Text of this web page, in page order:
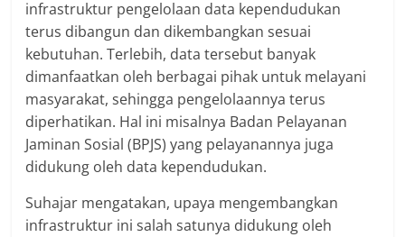
infrastruktur pengelolaan data kependudukan
terus dibangun dan dikembangkan sesuai
kebutuhan. Terlebih, data tersebut banyak
dimanfaatkan oleh berbagai pihak untuk melayani
masyarakat, sehingga pengelolaannya terus
diperhatikan. Hal ini misalnya Badan Pelayanan
Jaminan Sosial (BPJS) yang pelayanannya juga
didukung oleh data kependudukan.
Suhajar mengatakan, upaya mengembangkan
infrastruktur ini salah satunya didukung oleh